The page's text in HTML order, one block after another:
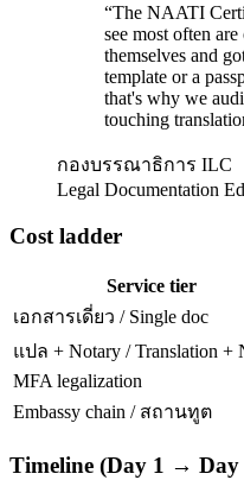
“The NAATI
see most often
themselves and
template or a
that's why we
touching
กองบรรณาธิการ ILC
Legal Documentation
Cost ladder
Service tier
เอกสารเดี่ยว / Single doc
แปล + Notary / Translation +
MFA legalization
Embassy chain / สถานทูต
Timeline (Day 1 → Day